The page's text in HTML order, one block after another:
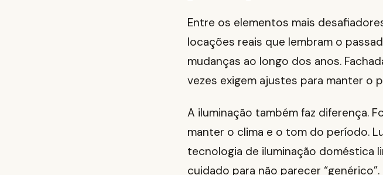
Entre os elementos mais
locações reais que lembram o
mudanças ao longo dos anos.
vezes exigem ajustes para manter o
A iluminação também faz diferença.
manter o clima e o tom do período.
tecnologia de iluminação doméstica
cuidado para não parecer “genérico”.